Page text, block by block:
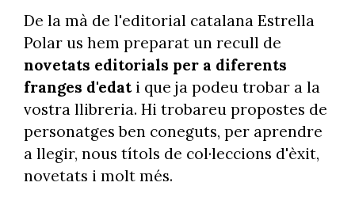
De la mà de l'editorial catalana Estrella
Polar us hem preparat un recull de
novetats editorials per a diferents
franges d'edat i que ja podeu trobar a la
vostra llibreria. Hi trobareu propostes de
personatges ben coneguts, per aprendre
a llegir, nous títols de col·leccions d'èxit,
novetats i molt més.